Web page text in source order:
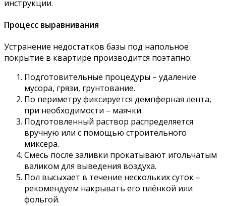
инструкции.
Процесс выравнивания
Устранение недостатков базы под напольное
покрытие в квартире производится поэтапно:
Подготовительные процедуры – удаление
мусора, грязи, грунтование.
По периметру фиксируется демпферная лента,
при необходимости – маячки.
Подготовленный раствор распределяется
вручную или с помощью строительного
миксера.
Смесь после заливки прокатывают игольчатым
валиком для выведения воздуха.
Пол высыхает в течение нескольких суток –
рекомендуем накрывать его плёнкой или
фольгой.